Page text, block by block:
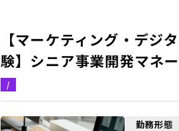
【マーケティング・デジ
験】シニア事業開発マネ
/
勤務形態